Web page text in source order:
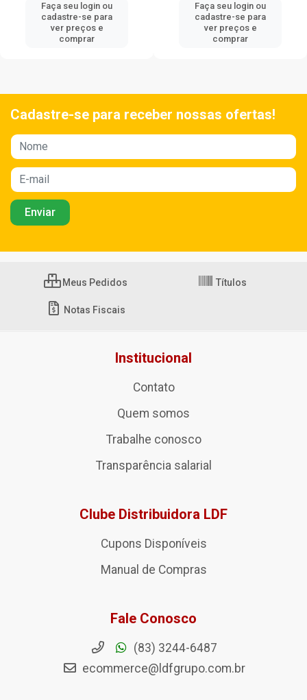
Faça seu login ou
cadastre-se para
ver preços e
comprar
Faça seu login ou
cadastre-se para
ver preços e
comprar
Cadastre-se para receber nossas ofertas!
Meus Pedidos Títulos
Notas Fiscais
Institucional
Contato
Quem somos
Trabalhe conosco
Transparência salarial
Clube Distribuidora LDF
Cupons Disponíveis
Manual de Compras
Fale Conosco
(83) 3244-6487
ecommerce@ldfgrupo.com.br